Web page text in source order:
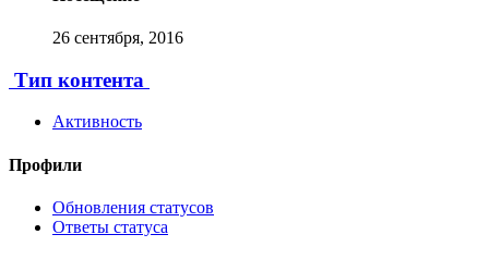
26 сентября, 2016
Тип контента
Активность
Профили
Обновления статусов
Ответы статуса